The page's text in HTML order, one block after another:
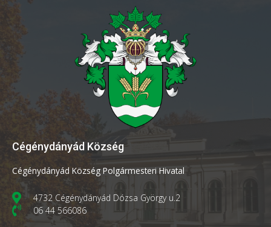
Cégénydányád Község
Cégénydányád Község Polgármesteri Hivatal
4732 Cégénydányád Dózsa György u.2
06 44 566086